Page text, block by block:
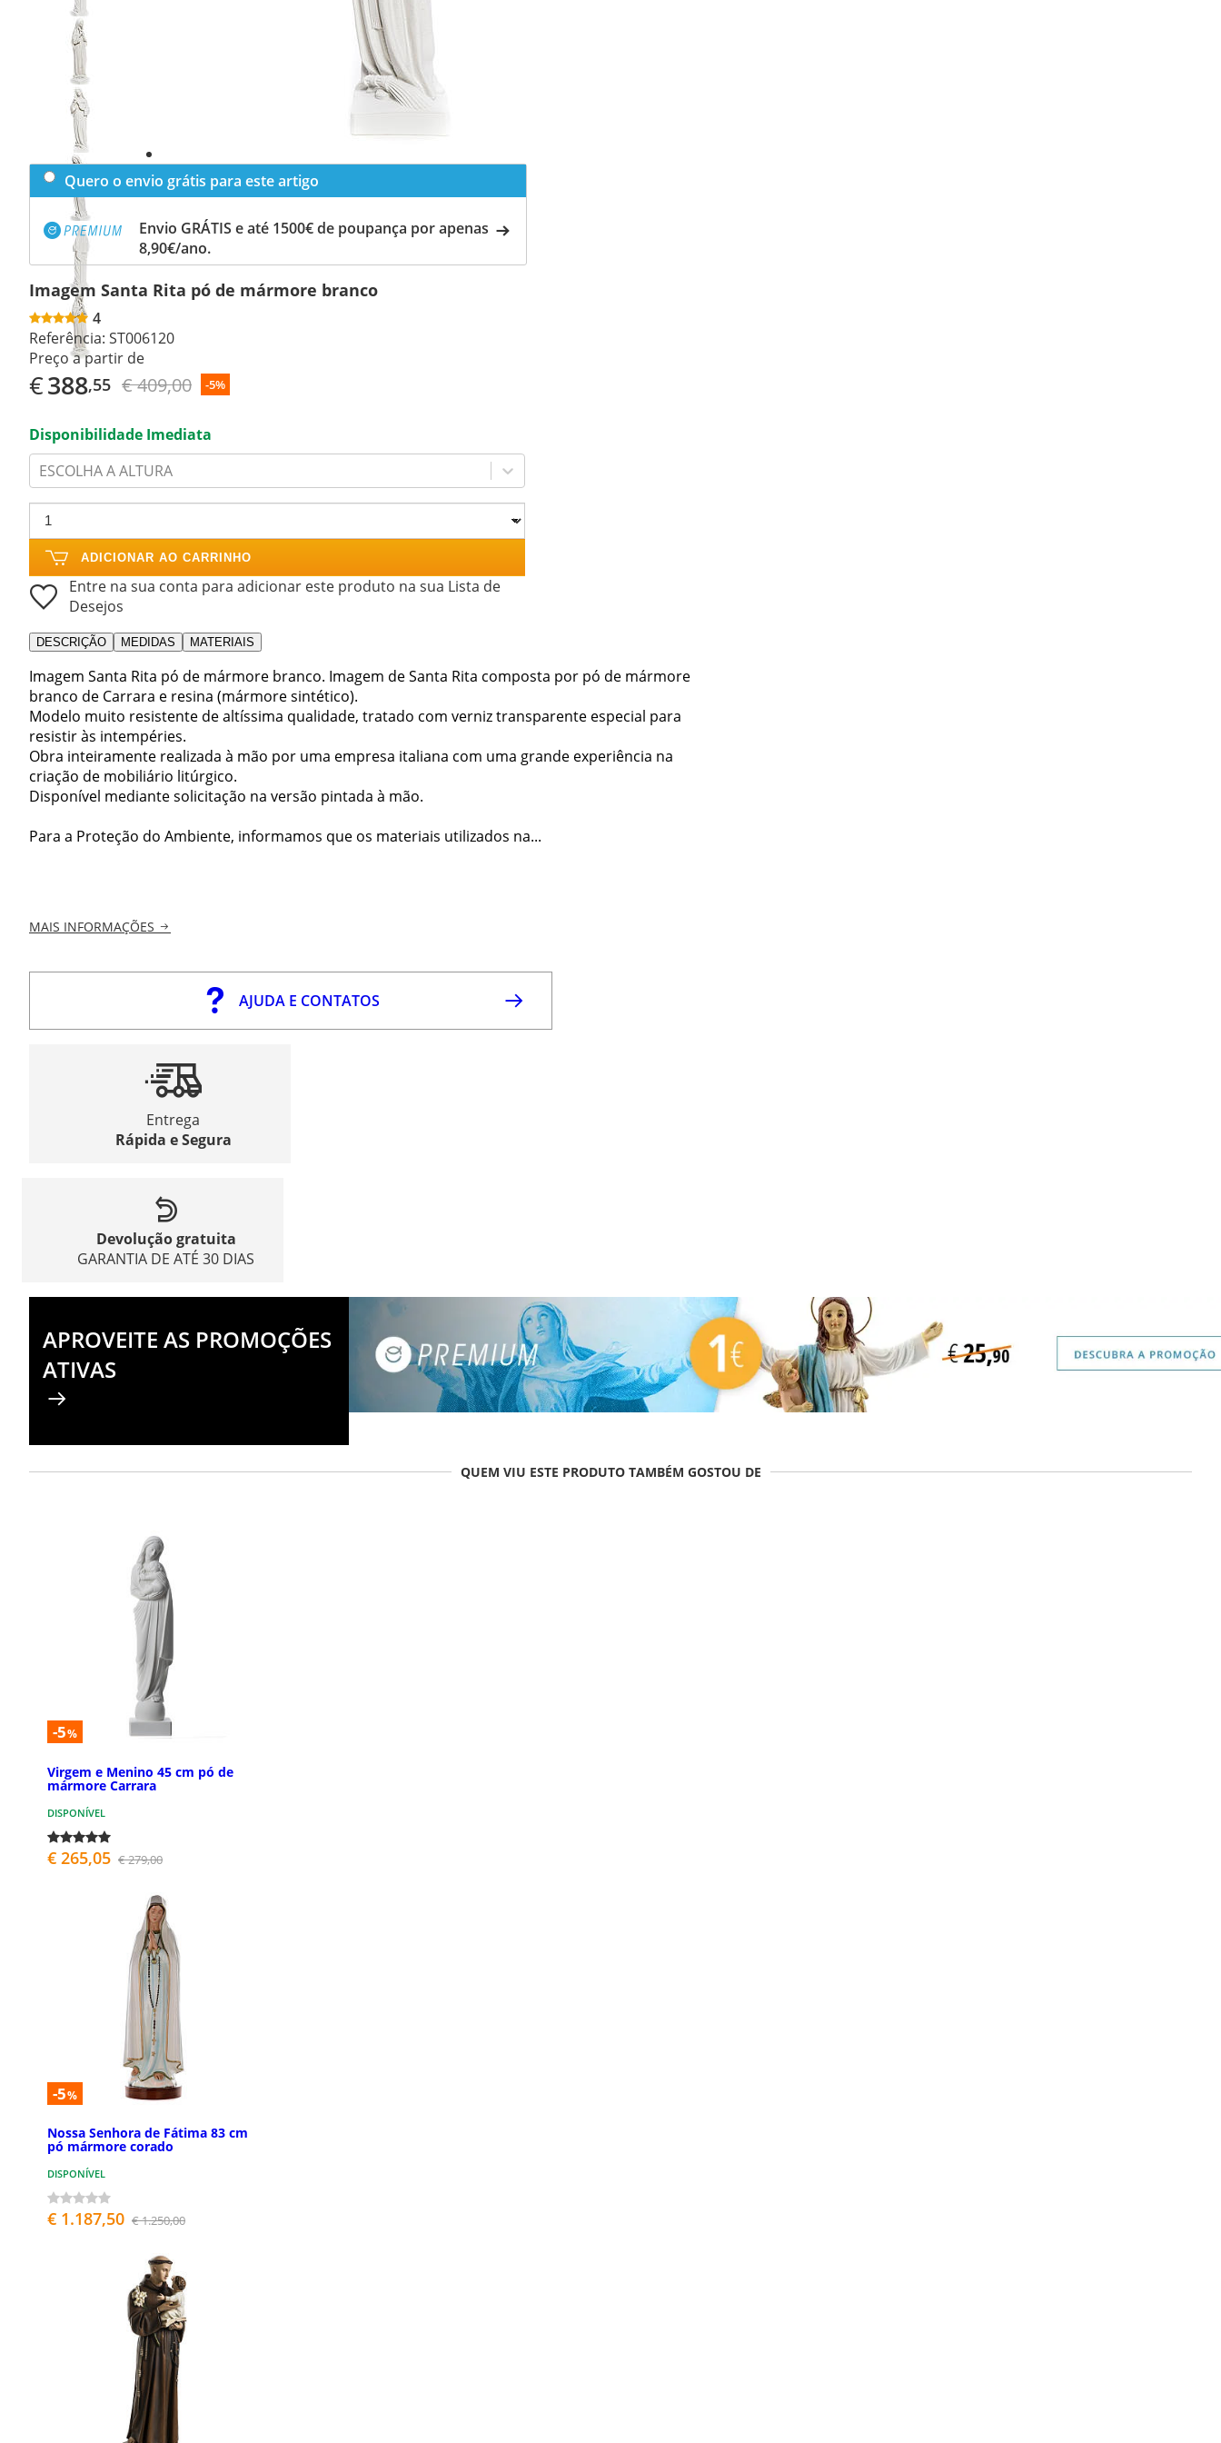
Previous
slide
Next
slide
Quero o envio grátis para este artigo
Envio GRÁTIS e até 1500€ de poupança por apenas
8,90€/ano.
Imagem Santa Rita pó de mármore branco
4
Referência: ST006120
Preço a partir de
€388,55 € 409,00 -5%
Disponibilidade Imediata
ESCOLHA A ALTURA
ADICIONAR AO CARRINHO
Entre na sua conta para adicionar este produto na sua Lista de
Desejos
DESCRIÇÃO MEDIDAS MATERIAIS
Imagem Santa Rita pó de mármore branco. Imagem de Santa Rita composta por pó de mármore
branco de Carrara e resina (mármore sintético).
Modelo muito resistente de altíssima qualidade, tratado com verniz transparente especial para
resistir às intempéries.
Obra inteiramente realizada à mão por uma empresa italiana com uma grande experiência na
criação de mobiliário litúrgico.
Disponível mediante solicitação na versão pintada à mão.
Para a Proteção do Ambiente, informamos que os materiais utilizados na...
MAIS INFORMAÇÕES
AJUDA E CONTATOS
Entrega
Rápida e Segura
Devolução gratuita
GARANTIA DE ATÉ 30 DIAS
APROVEITE AS PROMOÇÕES
ATIVAS
QUEM VIU ESTE PRODUTO TAMBÉM GOSTOU DE
-5%
Virgem e Menino 45 cm pó de
mármore Carrara
DISPONÍVEL
€ 265,05 € 279,00
-5%
Nossa Senhora de Fátima 83 cm
pó mármore corado
DISPONÍVEL
€ 1.187,50 € 1.250,00